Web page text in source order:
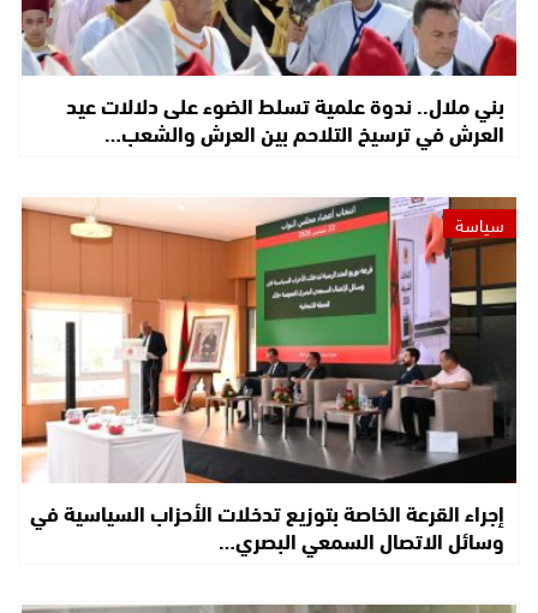
بني ملال.. ندوة علمية تسلط الضوء على دلالات عيد
العرش في ترسيخ التلاحم بين العرش والشعب…
سياسة
إجراء القرعة الخاصة بتوزيع تدخلات الأحزاب السياسية في
وسائل الاتصال السمعي البصري…